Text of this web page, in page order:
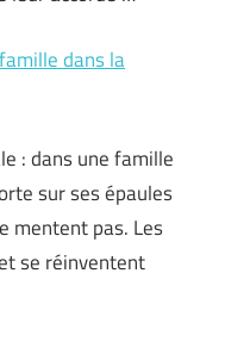
dans la
: dans une famille
sur ses épaules
mentent pas. Les
se réinventent